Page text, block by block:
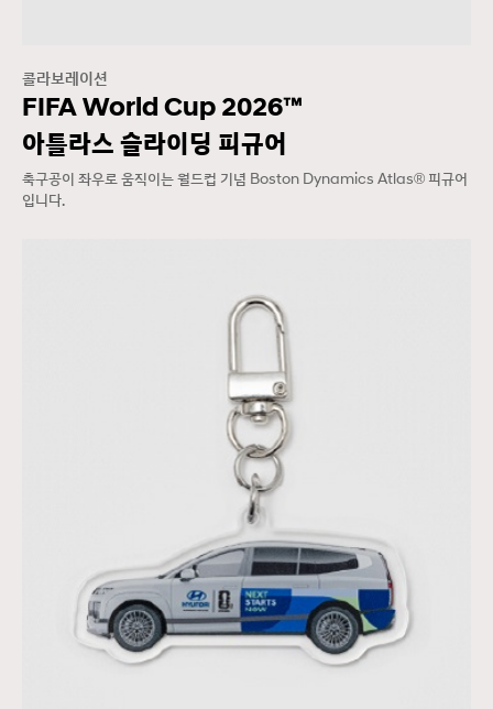
콜라보레이션
FIFA World Cup 2026™
아틀라스 슬라이딩 피규어
축구공이 좌우로 움직이는 월드컵 기념 Boston Dynamics Atlas® 피규어
입니다.